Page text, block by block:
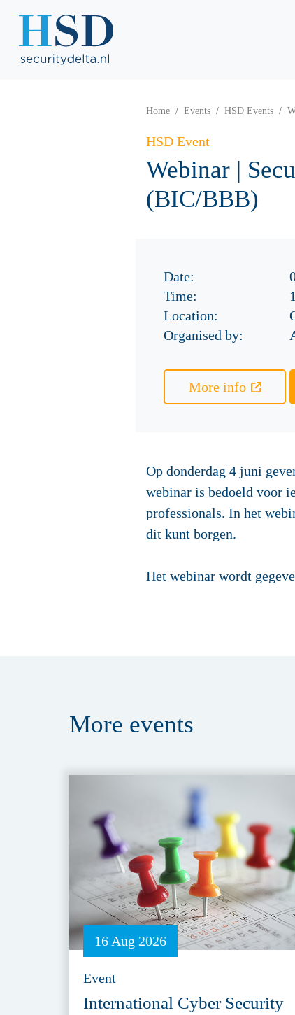
Home Events HSD Events
HSD Event
Webinar |
(BIC/BBB)
Date:
Time:
Location:
Organised by:
More info
Op donderdag 4 juni
webinar is bedoeld voor
professionals. In het
dit kunt borgen.
Het webinar wordt
More events
16 Aug 2026
Event
International Cyber Security